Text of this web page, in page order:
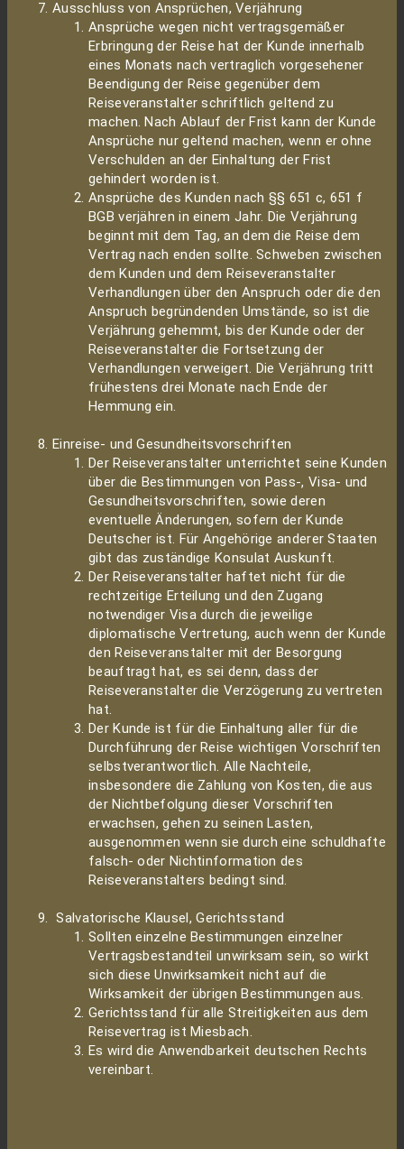
Ausschluss von Ansprüchen, Verjährung
Ansprüche wegen nicht vertragsgemäßer
Erbringung der Reise hat der Kunde innerhalb
eines Monats nach vertraglich vorgesehener
Beendigung der Reise gegenüber dem
Reiseveranstalter schriftlich geltend zu
machen. Nach Ablauf der Frist kann der Kunde
Ansprüche nur geltend machen, wenn er ohne
Verschulden an der Einhaltung der Frist
gehindert worden ist.
Ansprüche des Kunden nach §§ 651 c, 651 f
BGB verjähren in einem Jahr. Die Verjährung
beginnt mit dem Tag, an dem die Reise dem
Vertrag nach enden sollte. Schweben zwischen
dem Kunden und dem Reiseveranstalter
Verhandlungen über den Anspruch oder die den
Anspruch begründenden Umstände, so ist die
Verjährung gehemmt, bis der Kunde oder der
Reiseveranstalter die Fortsetzung der
Verhandlungen verweigert. Die Verjährung tritt
frühestens drei Monate nach Ende der
Hemmung ein.
Einreise- und Gesundheitsvorschriften
Der Reiseveranstalter unterrichtet seine Kunden
über die Bestimmungen von Pass-, Visa- und
Gesundheitsvorschriften, sowie deren
eventuelle Änderungen, sofern der Kunde
Deutscher ist. Für Angehörige anderer Staaten
gibt das zuständige Konsulat Auskunft.
Der Reiseveranstalter haftet nicht für die
rechtzeitige Erteilung und den Zugang
notwendiger Visa durch die jeweilige
diplomatische Vertretung, auch wenn der Kunde
den Reiseveranstalter mit der Besorgung
beauftragt hat, es sei denn, dass der
Reiseveranstalter die Verzögerung zu vertreten
hat.
Der Kunde ist für die Einhaltung aller für die
Durchführung der Reise wichtigen Vorschriften
selbstverantwortlich. Alle Nachteile,
insbesondere die Zahlung von Kosten, die aus
der Nichtbefolgung dieser Vorschriften
erwachsen, gehen zu seinen Lasten,
ausgenommen wenn sie durch eine schuldhafte
falsch- oder Nichtinformation des
Reiseveranstalters bedingt sind.
Salvatorische Klausel, Gerichtsstand
Sollten einzelne Bestimmungen einzelner
Vertragsbestandteil unwirksam sein, so wirkt
sich diese Unwirksamkeit nicht auf die
Wirksamkeit der übrigen Bestimmungen aus.
Gerichtsstand für alle Streitigkeiten aus dem
Reisevertrag ist Miesbach.
Es wird die Anwendbarkeit deutschen Rechts
vereinbart.